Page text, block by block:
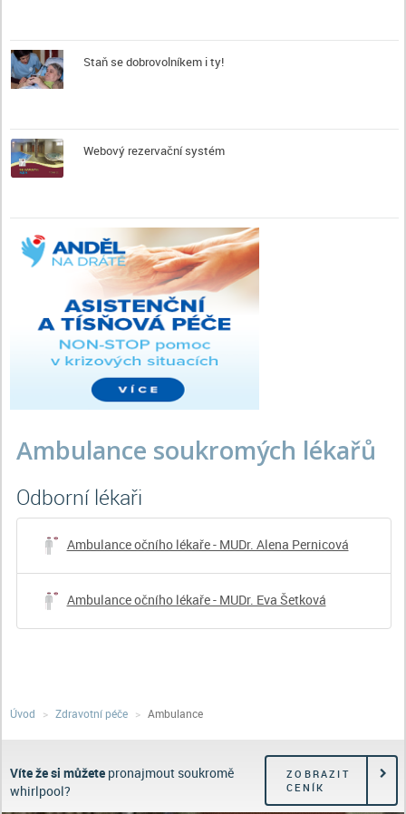
Staň se dobrovolníkem i ty!
Webový rezervační systém
Ambulance soukromých lékařů
odborní lékaři
Ambulance očního lékaře - MUDr. Alena Pernicová
Ambulance očního lékaře - MUDr. Eva Šetková
Úvod Zdravotní péče Ambulance
Víte že si můžetepronajmout soukromě
whirlpool?
ZOBRAZIT
CENÍK